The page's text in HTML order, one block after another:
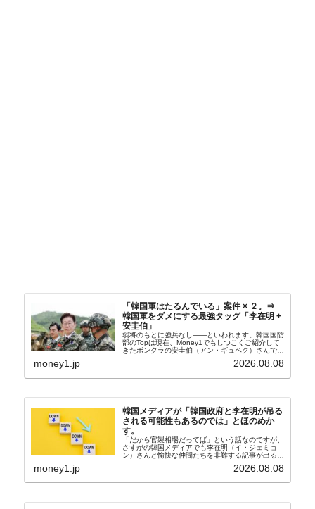
「韓国軍はたるんでいる」案件 × ２。⇒
韓国軍をダメにする最強タッグ「李在明 +
安圭伯」
弱将のもとに強兵なし――といわれます。韓国国防
部のTopは現在、Money1でもしつこくご紹介して
きたボンクラの安圭伯（アン・ギュベク）さんで
す。↑経済的無知蒙昧な李在明（イ・ジェミョン）
さんと「韓国初の文官上がり」の国防部長官安圭伯
money1.jp 2026.08.08
韓国メディアが「韓国政府と李在明が吊る
される可能性もあるのでは」とほのめか
す。
「だから官製相場だってば」という話なのですが、
さすがの韓国メディアでも李在明（イ・ジェミョ
ン）さんと愉快な仲間たちを非難する記事が出るよ
『朝鮮日報』に面白い記事が出ています。「東西南
money1.jp 2026.08.08